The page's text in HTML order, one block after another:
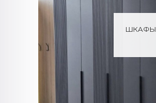
ШКАФЫ